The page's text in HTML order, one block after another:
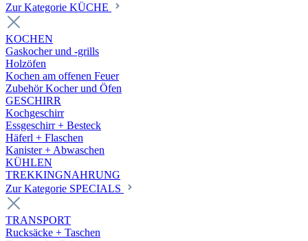
Zur Kategorie KÜCHE
KOCHEN
Gaskocher und -grills
Holzöfen
Kochen am offenen Feuer
Zubehör Kocher und Öfen
GESCHIRR
Kochgeschirr
Essgeschirr + Besteck
Häferl + Flaschen
Kanister + Abwaschen
KÜHLEN
TREKKINGNAHRUNG
Zur Kategorie SPECIALS
TRANSPORT
Rucksäcke + Taschen